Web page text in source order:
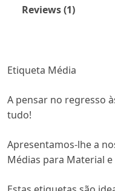
Reviews (1)
Etiqueta Média
A pensar no regresso
tudo!
Apresentamos-lhe a
Médias para Material